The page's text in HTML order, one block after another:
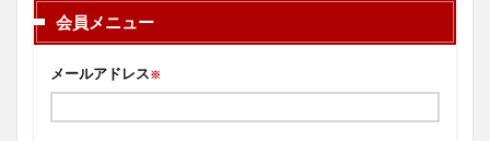
会員メニュー
メールアドレス※